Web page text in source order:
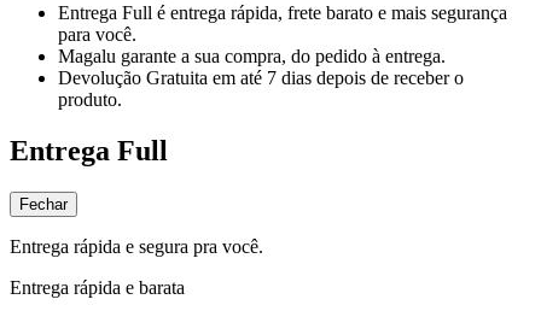
Entrega Full é entrega rápida, frete barato e mais segurança
para você.
Magalu garante a sua compra, do pedido à entrega.
Devolução Gratuita em até 7 dias depois de receber o
produto.
Entrega Full
Fechar
Entrega rápida e segura pra você.
Entrega rápida e barata